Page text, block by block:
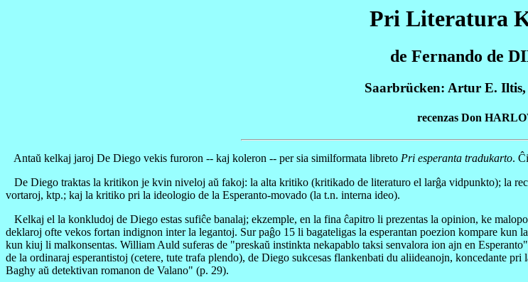
Pri Literatura
de Fernando de
Saarbrücken: Artur E. Iltis,
recenzas Don
Antaŭ kelkaj jaroj De Diego vekis furoron -- kaj koleron -- per sia similformata libreto Pri esperanta tradukarto.
De Diego traktas la kritikon je kvin niveloj aŭ fakoj: la alta kritiko (kritikado de literaturo el larĝa vidpunkto); la
vortaroj, ktp.; kaj la kritiko pri la ideologio de la Esperanto-movado (la t.n. interna ideo).
Kelkaj el la konkludoj de Diego estas sufiĉe banalaj; ekzemple, en la fina ĉapitro li prezentas la opinion, ke
deklaroj ofte vekos fortan indignon inter la legantoj. Sur paĝo 15 li bagateligas la esperantan poezion kompare
kun kiuj li malkonsentas. William Auld suferas de "preskaŭ instinkta nekapablo taksi senvalora ion ajn en
de la ordinaraj esperantistoj (cetere, tute trafa plendo), de Diego sukcesas flankenbati du aliideanojn, koncedante
Baghy aŭ detektivan romanon de Valano" (p. 29).